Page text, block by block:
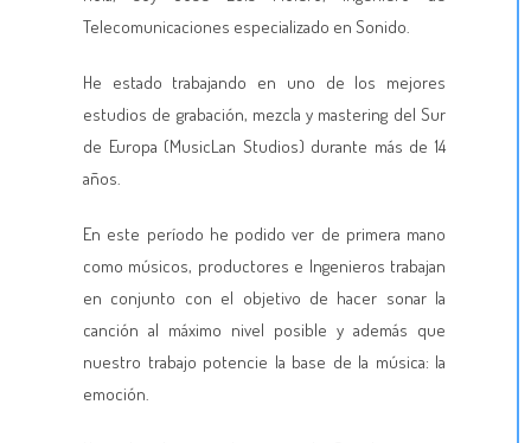
Telecomunicaciones especializado en Sonido.
He estado trabajando en uno de los mejores
estudios de grabación, mezcla y mastering del Sur
de Europa (MusicLan Studios) durante más de 14
años.
En este período he podido ver de primera mano
como músicos, productores e Ingenieros trabajan
en conjunto con el objetivo de hacer sonar la
canción al máximo nivel posible y además que
nuestro trabajo potencie la base de la música: la
emoción.